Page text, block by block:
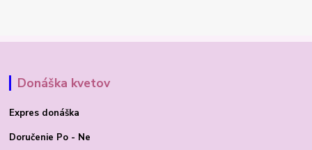
Donáška kvetov
Expres donáška
Doručenie Po - Ne